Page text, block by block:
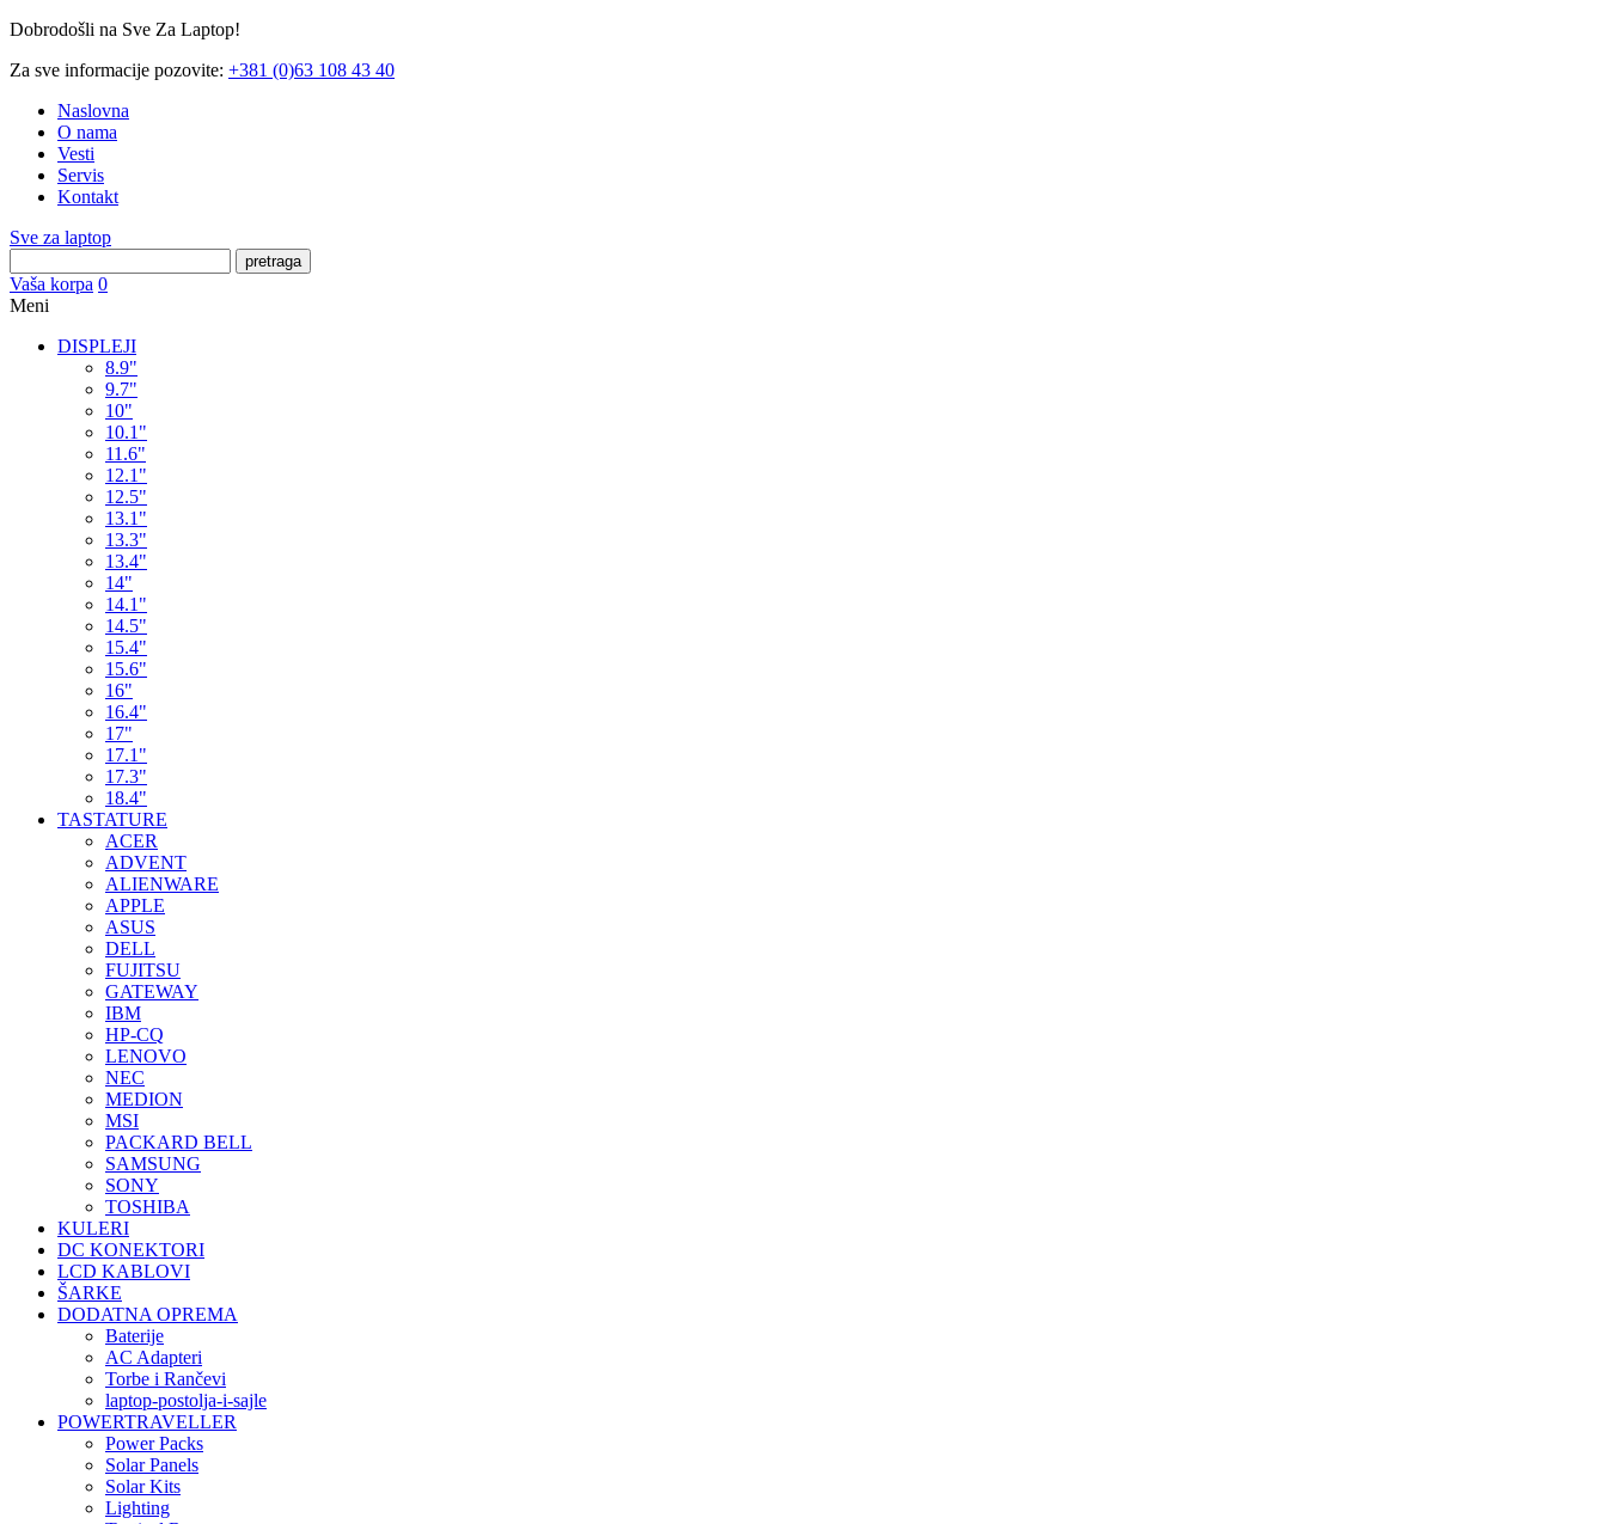
Dobrodošli na Sve Za Laptop!
Za sve informacije pozovite: +381 (0)63 108 43 40
Naslovna
O nama
Vesti
Servis
Kontakt
Sve za laptop
pretraga
Vaša korpa 0
Meni
DISPLEJI
8.9"
9.7"
10"
10.1"
11.6"
12.1"
12.5"
13.1"
13.3"
13.4"
14"
14.1"
14.5"
15.4"
15.6"
16"
16.4"
17"
17.1"
17.3"
18.4"
TASTATURE
ACER
ADVENT
ALIENWARE
APPLE
ASUS
DELL
FUJITSU
GATEWAY
IBM
HP-CQ
LENOVO
NEC
MEDION
MSI
PACKARD BELL
SAMSUNG
SONY
TOSHIBA
KULERI
DC KONEKTORI
LCD KABLOVI
ŠARKE
DODATNA OPREMA
Baterije
AC Adapteri
Torbe i Rančevi
laptop-postolja-i-sajle
POWERTRAVELLER
Power Packs
Solar Panels
Solar Kits
Lighting